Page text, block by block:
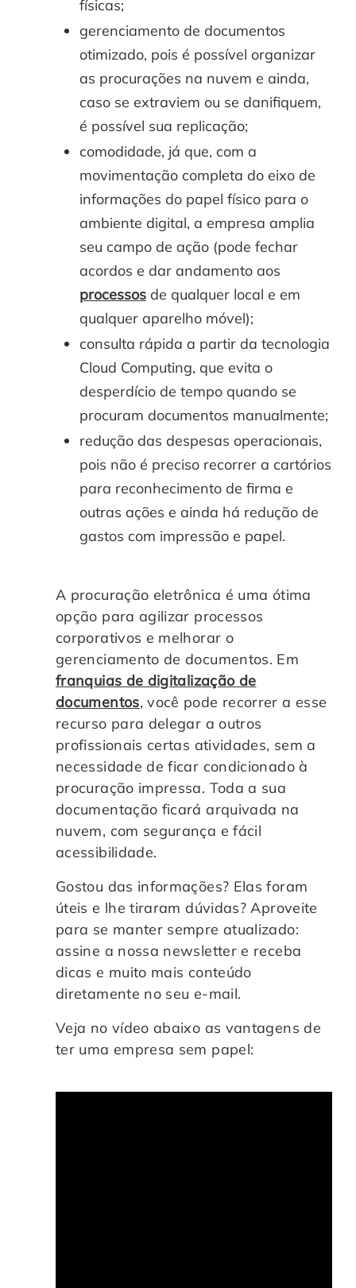
físicas;
gerenciamento de documentos
otimizado, pois é possível organizar
as procurações na nuvem e ainda,
caso se extraviem ou se danifiquem,
é possível sua replicação;
comodidade, já que, com a
movimentação completa do eixo de
informações do papel físico para o
ambiente digital, a empresa amplia
seu campo de ação (pode fechar
acordos e dar andamento aos
processos de qualquer local e em
qualquer aparelho móvel);
consulta rápida a partir da tecnologia
Cloud Computing, que evita o
desperdício de tempo quando se
procuram documentos manualmente;
redução das despesas operacionais,
pois não é preciso recorrer a cartórios
para reconhecimento de firma e
outras ações e ainda há redução de
gastos com impressão e papel.
A procuração eletrônica é uma ótima
opção para agilizar processos
corporativos e melhorar o
gerenciamento de documentos. Em
franquias de digitalização de
documentos, você pode recorrer a esse
recurso para delegar a outros
profissionais certas atividades, sem a
necessidade de ficar condicionado à
procuração impressa. Toda a sua
documentação ficará arquivada na
nuvem, com segurança e fácil
acessibilidade.
Gostou das informações? Elas foram
úteis e lhe tiraram dúvidas? Aproveite
para se manter sempre atualizado:
assine a nossa newsletter e receba
dicas e muito mais conteúdo
diretamente no seu e-mail.
Veja no vídeo abaixo as vantagens de
ter uma empresa sem papel: